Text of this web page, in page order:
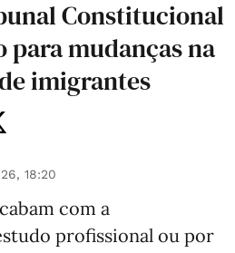
Constitucional
para mudanças na
imigrantes
18:20
com a
profissional ou por